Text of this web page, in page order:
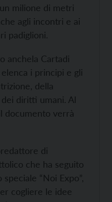
milione di metri
agli incontri e ai
padiglioni.
anchela Cartadi
i principi e gli
della
diritti umani. Al
documento verrà
di
che ha seguito
“Noi Expo”,
cogliere le idee